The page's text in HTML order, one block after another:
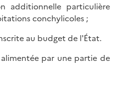
additionnelle particulière
conchylicoles ;
au budget de l'État.
par une partie de